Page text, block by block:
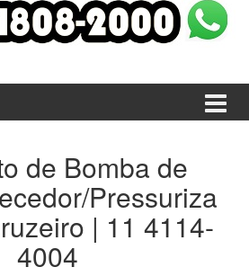
de Bomba de
Pressuriza
| 11 4114-
4004